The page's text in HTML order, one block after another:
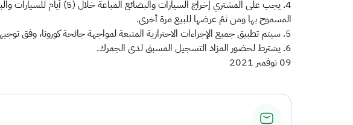
المسموح بها ومن ثمّ عرضها للبيع مرة أخرى.
5. سيتم تطبيق جميع الإجراءات الاحترازية المتبعة لمواجهة جائحة كورونا، وفق توجيهات وزارة الصحة.
6. يشترط لحضور المزاد التسجيل المسبق لدى الجمرك.
09 نوفمبر 2021